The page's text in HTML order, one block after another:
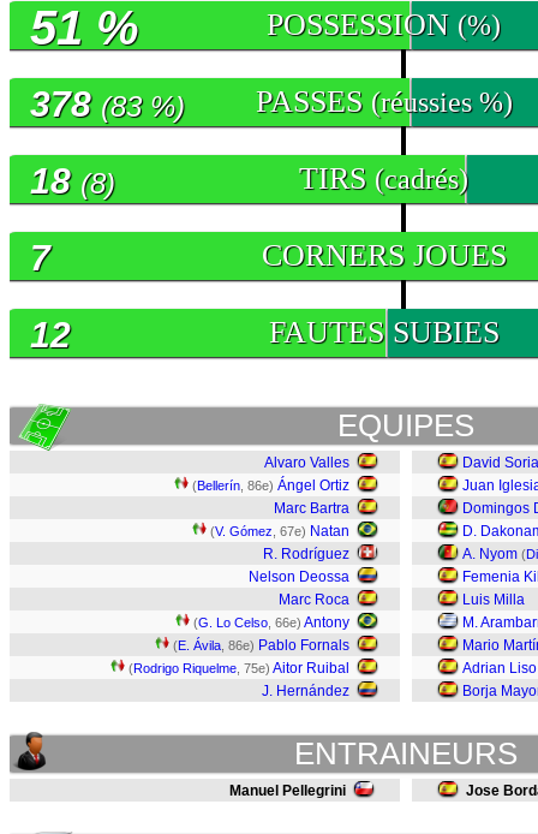
POSSESSION (%)
51 %
PASSES (réussies %)
378 (83 %)
TIRS (cadrés)
18 (8)
CORNERS JOUES
7
FAUTES SUBIES
12
EQUIPES
Alvaro Valles
(Bellerín , 86e) Ángel Ortiz
Marc Bartra
(V. Gómez , 67e) Natan
R. Rodríguez
Nelson Deossa
Marc Roca
(G. Lo Celso , 66e) Antony
(E. Ávila , 86e) Pablo Fornals
(Rodrigo Riquelme , 75e) Aitor Ruibal
J. Hernández
David Soria
Juan
Domingos
D.
A. Nyom (
Femenia
Luis Milla
M.
Mario
Adrian Liso
Borja
ENTRAINEURS
Manuel Pellegrini Jose